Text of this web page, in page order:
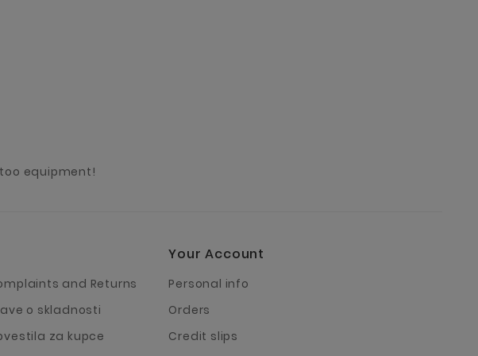
equipment!
and Returns
o skladnosti
za kupce
Your Account
Personal info
Orders
Credit slips